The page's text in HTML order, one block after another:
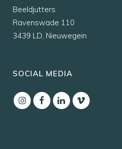
Beeldjutters
Ravenswade 110
3439 LD, Nieuwegein
SOCIAL MEDIA